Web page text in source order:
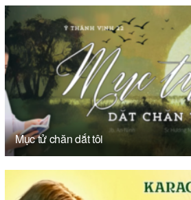
Mục tử chăn dắt tôi